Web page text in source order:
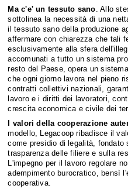
Ma c'e' un tessuto sano. Allo
sottolinea la necessità di una
il tessuto sano della produzione
affermare con chiarezza che tali
esclusivamente alla sfera
accomunati a tutto un sistema
resto del Paese, opera un
che ogni giorno lavora nel pieno
contratti collettivi nazionali,
lavoro e i diritti dei lavoratori,
crescita economica e civile dei
I valori della cooperazione
modello, Legacoop ribadisce il
come presidio di legalità,
trasparenza delle filiere e sulla
L'impegno per il lavoro regolare
adempimento burocratico, bensì
cooperativa.